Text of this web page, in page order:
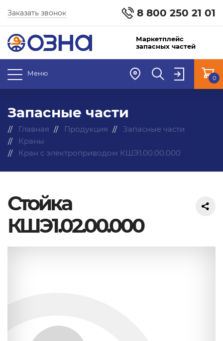
8 800 250 21 01
Заказать звонок
Маркетплейс
запасных частей
Меню
0
Запасные части
Главная Продукция
Запасные части
Краны
Кран с электроприводом КШЭ1.00.00.000
Стойка
КШЭ1.02.00.000